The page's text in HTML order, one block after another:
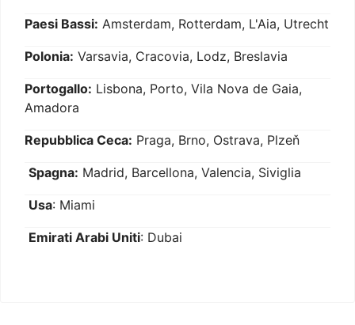
Paesi Bassi: Amsterdam, Rotterdam, L'Aia, Utrecht
Polonia: Varsavia, Cracovia, Lodz, Breslavia
Portogallo: Lisbona, Porto, Vila Nova de Gaia,
Amadora
Repubblica Ceca: Praga, Brno, Ostrava, Plzeň
Spagna: Madrid, Barcellona, Valencia, Siviglia
Usa: Miami
Emirati Arabi Uniti: Dubai